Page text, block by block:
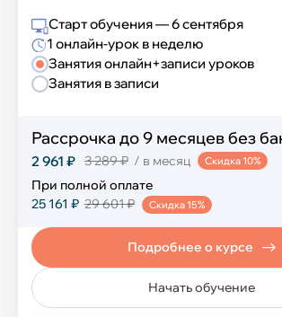
Занятия онлайн+записи уроков
Занятия в записи
Старт обучения — 6 сентября
1 онлайн-урок в неделю
Рассрочка до 9 месяцев без
2 961 ₽ 3 289 ₽ / в месяц Скидка 10%
При полной оплате
25 161 ₽ 29 601 ₽ Скидка 15%
Начать обучение
Подробнее о курсе